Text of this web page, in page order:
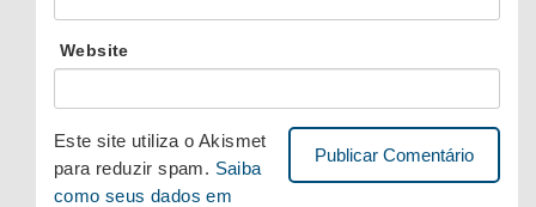
Website
Este site utiliza o Akismet
para reduzir spam. Saiba
como seus dados em